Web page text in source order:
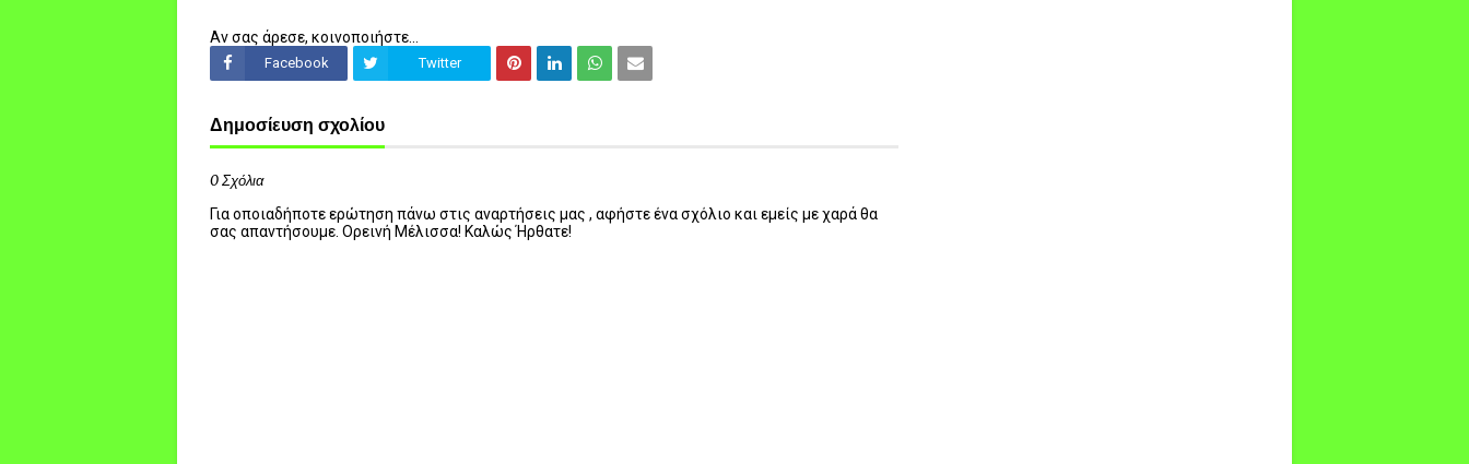
Αν σας άρεσε, κοινοποιήστε...
Facebook Twitter
Δημοσίευση σχολίου
0 Σχόλια
Για οποιαδήποτε ερώτηση πάνω στις αναρτήσεις μας , αφήστε ένα σχόλιο και εμείς με χαρά θα
σας απαντήσουμε. Ορεινή Μέλισσα! Καλώς Ήρθατε!